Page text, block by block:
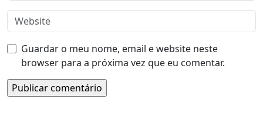
Guardar o meu nome, email e website neste
browser para a próxima vez que eu comentar.